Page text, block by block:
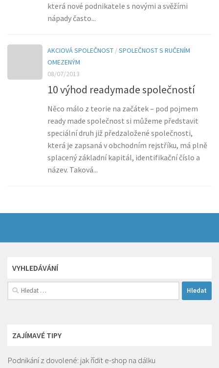
která nové podnikatele s novými a svěžími
nápady často...
AKCIOVÁ SPOLEČNOST /SPOLEČNOST S RUČENÍM
OMEZENÝM
08/07/2013
10 výhod readymade společností
Něco málo z teorie na začátek – pod pojmem
ready made společnost si můžeme představit
speciální druh již předzaložené společnosti,
která je zapsaná v obchodním rejstříku, má plně
splacený základní kapitál, identifikační číslo a
název. Taková...
VYHLEDÁVÁNÍ
Vyhledávání
ZAJÍMAVÉ TIPY
Podnikání z dovolené: jak řídit e-shop na dálku